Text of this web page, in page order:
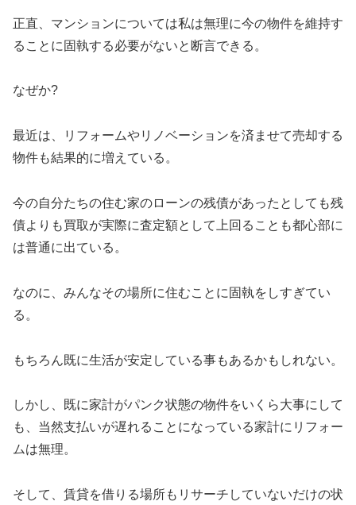
正直、マンションについては私は無理に今の物件を維持す
ることに固執する必要がないと断言できる。
なぜか?
最近は、リフォームやリノベーションを済ませて売却する
物件も結果的に増えている。
今の自分たちの住む家のローンの残債があったとしても残
債よりも買取が実際に査定額として上回ることも都心部に
は普通に出ている。
なのに、みんなその場所に住むことに固執をしすぎてい
る。
もちろん既に生活が安定している事もあるかもしれない。
しかし、既に家計がパンク状態の物件をいくら大事にして
も、当然支払いが遅れることになっている家計にリフォー
ムは無理。
そして、賃貸を借りる場所もリサーチしていないだけの状